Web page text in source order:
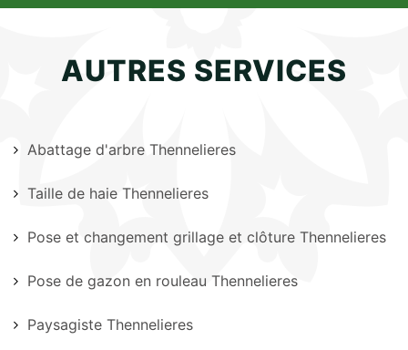
AUTRES SERVICES
Abattage d'arbre Thennelieres
Taille de haie Thennelieres
Pose et changement grillage et clôture Thennelieres
Pose de gazon en rouleau Thennelieres
Paysagiste Thennelieres